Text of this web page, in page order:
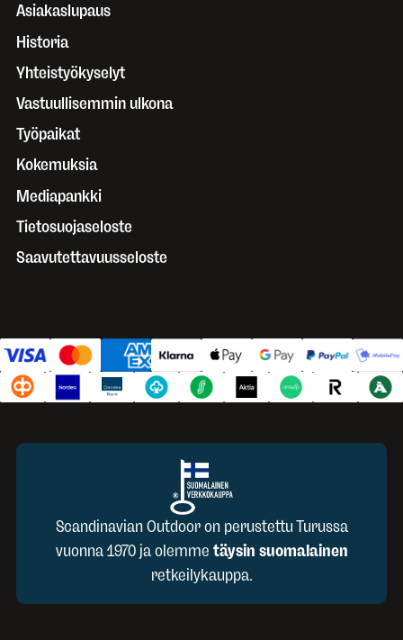
Asiakaslupaus
Historia
Yhteistyökyselyt
Vastuullisemmin ulkona
Työpaikat
Kokemuksia
Mediapankki
Tietosuojaseloste
Saavutettavuusseloste
Scandinavian Outdoor on perustettu Turussa
vuonna 1970 ja olemme täysin suomalainen
retkeilykauppa.